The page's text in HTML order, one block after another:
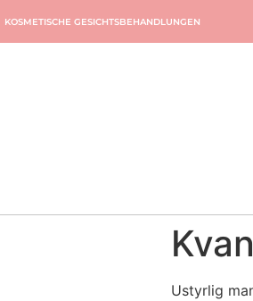
KOSMETISCHE GESICHTSBEHANDLUNGEN
Ustyrlig